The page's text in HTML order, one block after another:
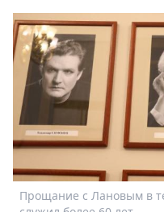
Прощание с Лановым в